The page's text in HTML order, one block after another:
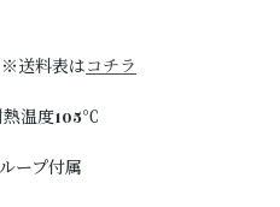
送料表はコチラ
熱温度105℃
ープ付属